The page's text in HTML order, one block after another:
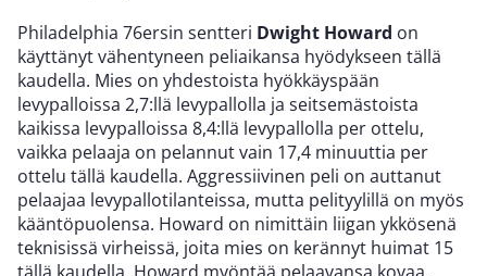
Philadelphia 76ersin sentteri Dwight Howard on
käyttänyt vähentyneen peliaikansa hyödykseen tällä
kaudella. Mies on yhdestoista hyökkäyspään
levypalloissa 2,7:llä levypallolla ja seitsemästoista
kaikissa levypalloissa 8,4:llä levypallolla per ottelu,
vaikka pelaaja on pelannut vain 17,4 minuuttia per
ottelu tällä kaudella. Aggressiivinen peli on auttanut
pelaajaa levypallotilanteissa, mutta pelityylillä on myös
kääntöpuolensa. Howard on nimittäin liigan ykkösenä
teknisissä virheissä, joita mies on kerännyt huimat 15